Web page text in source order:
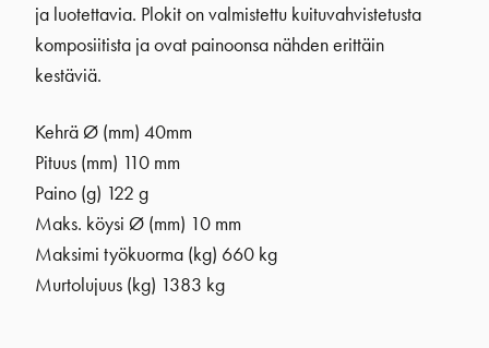
ja luotettavia. Plokit on valmistettu kuituvahvistetusta
komposiitista ja ovat painoonsa nähden erittäin
kestäviä.
Kehrä Ø (mm) 40mm
Pituus (mm) 110 mm
Paino (g) 122 g
Maks. köysi Ø (mm) 10 mm
Maksimi työkuorma (kg) 660 kg
Murtolujuus (kg) 1383 kg